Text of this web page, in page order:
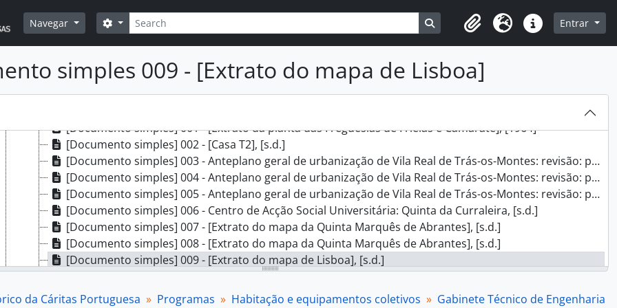
Navegar
Pesquisar
Opções de busca Busque na página de navegação
Clipboard
Idioma Ligações rápidas
Entrar
simples 009 - [Extrato do mapa de Lisboa]
[Processo] 023 - Jardim Infantil, Sintra, [197?]
[Processo] 024 - Projeto de Alterações ao Asilo das Velhinhas de Carnide, da Confraria de S. Vicente de Paulo, [s.d.]
[Processo] 025 - Centro de Bem Estar Social, Coimbra, 1973
[Processo] 026 - Clínica dos Olivais, 1971 - 1972
[Processo] 027 - Estudos e projetos para armazéns da Cáritas, 1970 - 1974
[Processo] 028 - Coleção de peças desenhas com frases e letreiros, [1968]
[Documento composto] 029 - Plantas e mapas diversos para apoio a vários projetos e estudos preparatórios, [1964] - 1973
[Documento simples] 001 - [Extrato da planta das Freguesias de Frielas e Camarate], [1964]
[Documento simples] 002 - [Casa T2], [s.d.]
[Documento simples] 003 - Anteplano geral de urbanização de Vila Real de Trás-os-Montes: revisão: planta de apresentação, [s.d.]
[Documento simples] 004 - Anteplano geral de urbanização de Vila Real de Trás-os-Montes: revisão: planta de apresentação, [s.d.]
[Documento simples] 005 - Anteplano geral de urbanização de Vila Real de Trás-os-Montes: revisão: planta de apresentação, [s.d.]
[Documento simples] 006 - Centro de Acção Social Universitária: Quinta da Curraleira, [s.d.]
[Documento simples] 007 - [Extrato do mapa da Quinta Marquês de Abrantes], [s.d.]
[Documento simples] 008 - [Extrato do mapa da Quinta Marquês de Abrantes], [s.d.]
[Documento simples] 009 - [Extrato do mapa de Lisboa], [s.d.]
[Documento simples] 010 - [Extrato do mapa de Lisboa], [s.d.]
[Documento simples] 011 - Planta da cidade: localização de barracas, 1966
da Cáritas Portuguesa Programas Habitação e equipamentos coletivos
Gabinete Técnico de Engenharia